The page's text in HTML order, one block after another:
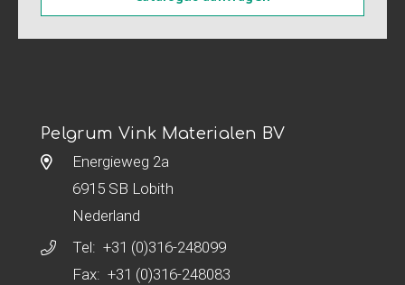
Pelgrum Vink Materialen BV
Energieweg 2a
6915 SB Lobith
Nederland
Tel: +31 (0)316-248099
Fax: +31 (0)316-248083